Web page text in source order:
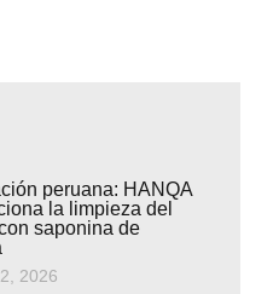
peruana: HANQA
la limpieza del
saponina de
2026